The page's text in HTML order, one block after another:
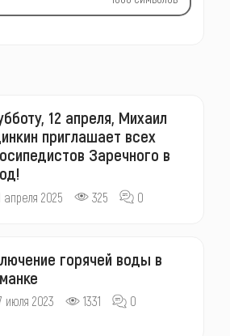
12 апреля, Михаил
приглашает всех
Заречного в
апреля 2025 325 0
горячей воды в
июля 2023 1331 0